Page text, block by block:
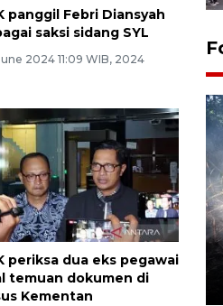
panggil Febri Diansyah
saksi sidang SYL
2024 11:09 WIB, 2024
periksa dua eks pegawai
temuan dokumen di
Kementan
untuk bibit
Gayo
WIB